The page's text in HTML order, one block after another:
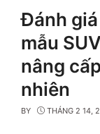
Đánh
mẫu
nâng
nhiên
BY THÁNG 2 14,